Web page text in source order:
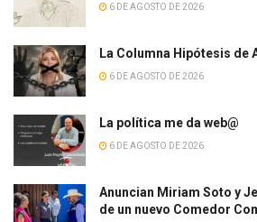
6 DE AGOSTO DE 2026
La Columna Hipótesis de
6 DE AGOSTO DE 2026
La política me da web@
6 DE AGOSTO DE 2026
Anuncian Miriam Soto y
de un nuevo Comedor